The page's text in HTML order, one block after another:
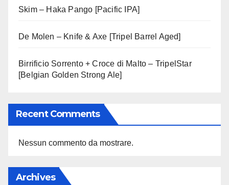
Skim – Haka Pango [Pacific IPA]
De Molen – Knife & Axe [Tripel Barrel Aged]
Birrificio Sorrento + Croce di Malto – TripelStar
[Belgian Golden Strong Ale]
Recent Comments
Nessun commento da mostrare.
Archives